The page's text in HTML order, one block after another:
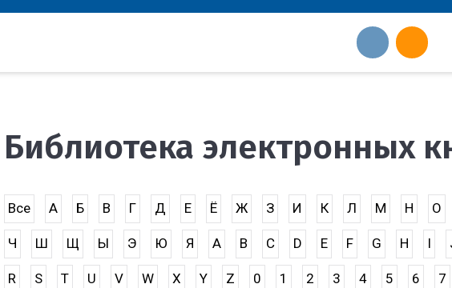
Библиотека электронных
Все А Б В Г Д Е Ё Ж З И К Л М Н О
Ч Ш Щ Ы Э Ю Я A B C D E F G H I
R S T U V W X Y Z 0 1 2 3 4 5 6 7